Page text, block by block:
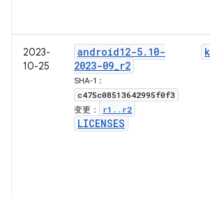
2023-
10-25
android12-5. 10-
2023-09_r2
SHA-1：
c475c08513642995f0f3
变更： r1 . . r2
LICENSES